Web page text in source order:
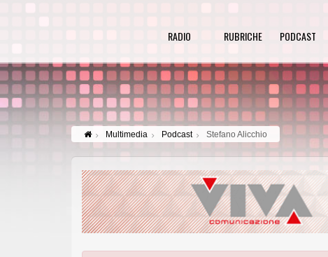
RADIO RUBRICHE PODCAST
Multimedia Podcast Stefano Alicchio